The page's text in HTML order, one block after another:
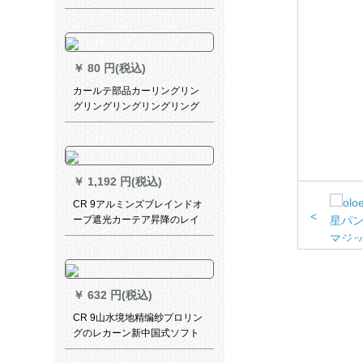
家庭用旧式のベッド暖房カバ
の)60 x 90 cm穴口サズ
￥ 80 円(税込)
カールテ部品カーリングリン
グリングリングリングリング
リングリングリングバックバ
ク4本叉フルコース単棒ダンピ
ングは10本です。
￥ 1,192 円(税込)
CR 9アルミンズブレインドオ
ーブ遮光カーテア昇降のレイ
ンレインレインレイン25 mm
003
￥ 632 円(税込)
CR 9山水境地精编纱プロリン
グのレカーン新中国式ソフト
カーン挂け式
<